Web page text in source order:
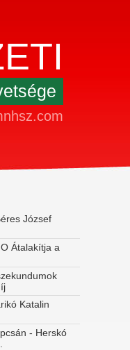
József
Átalakítja a
Katalin
- Herskó